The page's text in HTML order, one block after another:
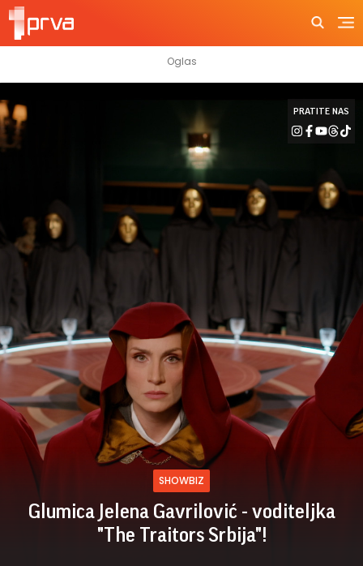
SHOWBIZ
Glumica Jelena Gavrilović - voditeljka
"The Traitors Srbija"!
PRATITE NAS